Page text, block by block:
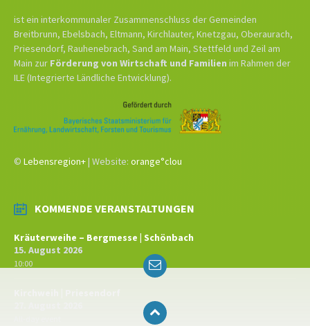
ist ein interkommunaler Zusammenschluss der Gemeinden
Breitbrunn, Ebelsbach, Eltmann, Kirchlauter, Knetzgau, Oberaurach,
Priesendorf, Rauhenebrach, Sand am Main, Stettfeld und Zeil am
Main zur Förderung von Wirtschaft und Familien im Rahmen der
ILE (Integrierte Ländliche Entwicklung).
© Lebensregion+| Website: orange°clou
KOMMENDE VERANSTALTUNGEN
Kräuterweihe – Bergmesse | Schönbach
15. August 2026
10:00 Email